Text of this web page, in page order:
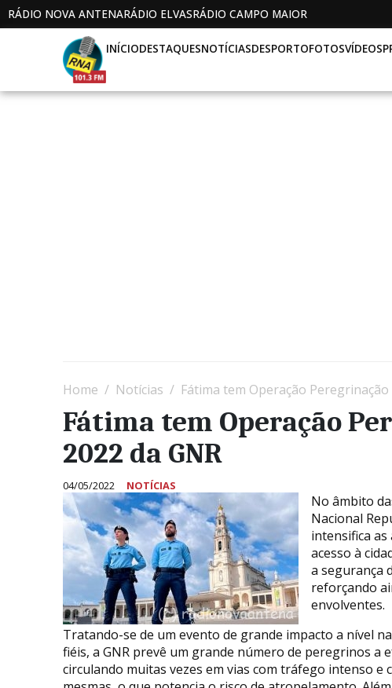
RÁDIO NOVA ANTENARÁDIO ELVASRÁDIO CAMPO MAIOR
INÍCIODESTAQUESNOTÍCIASDESPORTOFOTOSVÍDEOS
Home Notícias Fátima tem Operação Peregrinação
Fátima tem Operação
2022 da GNR
04/05/2022 NOTÍCIAS
No âmbito
Nacional
intensifica
acesso à
a segurança
reforçando
envolventes.
Tratando-se de um evento de grande impacto a nível
fiéis, a GNR prevê um grande número de peregrinos
circulando muitas vezes em vias com tráfego intenso e